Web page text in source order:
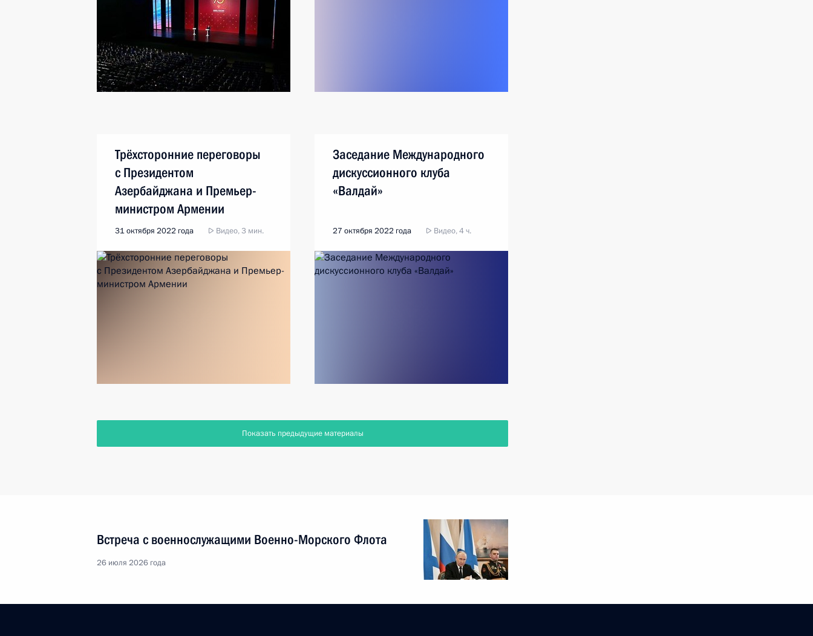
Трёхсторонние переговоры
с Президентом
Азербайджана и Премьер-
министром Армении
31 октября 2022 года Видео, 3 мин.
Заседание Международного
дискуссионного клуба
«Валдай»
27 октября 2022 года Видео, 4 ч.
Показать предыдущие материалы
Встреча с военнослужащими Военно-Морского Флота
26 июля 2026 года